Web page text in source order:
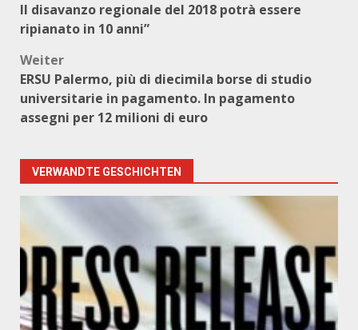
Il disavanzo regionale del 2018 potrà essere
ripianato in 10 anni”
Weiter
ERSU Palermo, più di diecimila borse di studio
universitarie in pagamento. In pagamento
assegni per 12 milioni di euro
VERWANDTE GESCHICHTEN